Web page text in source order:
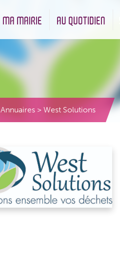
MA MAIRIE AU QUOTIDIEN
Annuaires > West Solutions